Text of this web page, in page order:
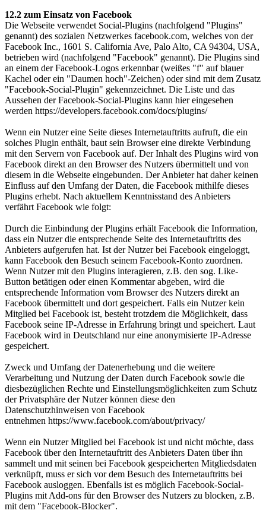
12.2 zum Einsatz von Facebook
Die Webseite verwendet Social-Plugins (nachfolgend "Plugins"
genannt) des sozialen Netzwerkes facebook.com, welches von der
Facebook Inc., 1601 S. California Ave, Palo Alto, CA 94304, USA,
betrieben wird (nachfolgend "Facebook" genannt). Die Plugins sind
an einem der Facebook-Logos erkennbar (weißes "f" auf blauer
Kachel oder ein "Daumen hoch"-Zeichen) oder sind mit dem Zusatz
"Facebook-Social-Plugin" gekennzeichnet. Die Liste und das
Aussehen der Facebook-Social-Plugins kann hier eingesehen
werden https://developers.facebook.com/docs/plugins/
Wenn ein Nutzer eine Seite dieses Internetauftritts aufruft, die ein
solches Plugin enthält, baut sein Browser eine direkte Verbindung
mit den Servern von Facebook auf. Der Inhalt des Plugins wird von
Facebook direkt an den Browser des Nutzers übermittelt und von
diesem in die Webseite eingebunden. Der Anbieter hat daher keinen
Einfluss auf den Umfang der Daten, die Facebook mithilfe dieses
Plugins erhebt. Nach aktuellem Kenntnisstand des Anbieters
verfährt Facebook wie folgt:
Durch die Einbindung der Plugins erhält Facebook die Information,
dass ein Nutzer die entsprechende Seite des Internetauftritts des
Anbieters aufgerufen hat. Ist der Nutzer bei Facebook eingeloggt,
kann Facebook den Besuch seinem Facebook-Konto zuordnen.
Wenn Nutzer mit den Plugins interagieren, z.B. den sog. Like-
Button betätigen oder einen Kommentar abgeben, wird die
entsprechende Information vom Browser des Nutzers direkt an
Facebook übermittelt und dort gespeichert. Falls ein Nutzer kein
Mitglied bei Facebook ist, besteht trotzdem die Möglichkeit, dass
Facebook seine IP-Adresse in Erfahrung bringt und speichert. Laut
Facebook wird in Deutschland nur eine anonymisierte IP-Adresse
gespeichert.
Zweck und Umfang der Datenerhebung und die weitere
Verarbeitung und Nutzung der Daten durch Facebook sowie die
diesbezüglichen Rechte und Einstellungsmöglichkeiten zum Schutz
der Privatsphäre der Nutzer können diese den
Datenschutzhinweisen von Facebook
entnehmen https://www.facebook.com/about/privacy/
Wenn ein Nutzer Mitglied bei Facebook ist und nicht möchte, dass
Facebook über den Internetauftritt des Anbieters Daten über ihn
sammelt und mit seinen bei Facebook gespeicherten Mitgliedsdaten
verknüpft, muss er sich vor dem Besuch des Internetauftritts bei
Facebook ausloggen. Ebenfalls ist es möglich Facebook-Social-
Plugins mit Add-ons für den Browser des Nutzers zu blocken, z.B.
mit dem "Facebook-Blocker".